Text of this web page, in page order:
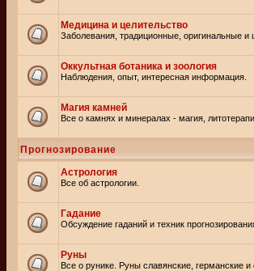
Медицина и целительство
Заболевания, традиционные, оригинальные
Оккультная ботаника и зоология
Наблюдения, опыт, интересная информация.
Магия камней
Все о камнях и минералах - магия,
Прогнозирование
Астрология
Все об астрологии.
Гадание
Обсуждение гаданий и техник
Руны
Все о рунике. Руны славянские, германские и